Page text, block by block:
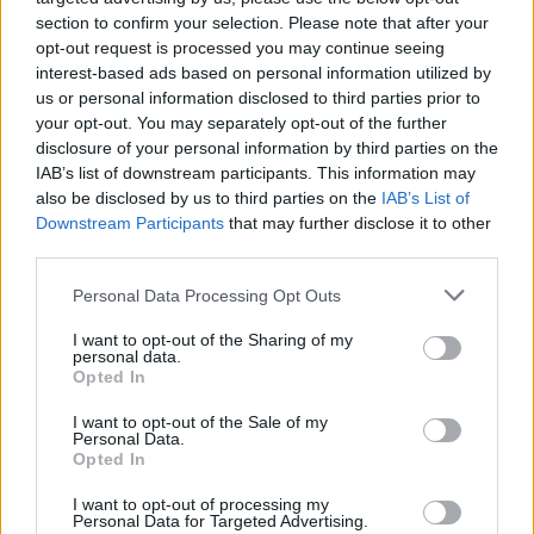
section to confirm your selection. Please note that after your
opt-out request is processed you may continue seeing
interest-based ads based on personal information utilized by
us or personal information disclosed to third parties prior to
your opt-out. You may separately opt-out of the further
disclosure of your personal information by third parties on the
IAB’s list of downstream participants. This information may
also be disclosed by us to third parties on the IAB’s List of
Downstream Participants that may further disclose it to other
Please note that this website/app uses one or more Google
not limited to your visit or usage behaviour. You may click to
grant or deny consent to Google and its third-party tags to
use your data for below specified purposes in below Google
consent section.
Personal Data Processing Opt Outs
I want to opt-out of the Sharing of my
personal data.
Opted In
I want to opt-out of the Sale of my
Personal Data.
Opted In
I want to opt-out of processing my
Personal Data for Targeted Advertising.
έναρξη ισχύος του νόμου, υπηρετούν ήδη με απόσπαση
επί πέντε (5) συνεχόμενα χρόνια στην Κεντρική
Υπηρεσία ή σε εποπτευόμενους φορείς του ΥΠΑΙΘΑ και
μάλιστα με μια απλή αίτηση μέσα σε αποκλειστική
προθεσμία 60 ημερών.
Δεν μιλάμε για μια γενική, ανοιχτή διαδικασία για όλους
τους εκπαιδευτικούς. Μιλάμε για μια ρύθμιση κομμένη
και ραμμένη για συγκεκριμένο και περιορισμένο αριθμό
προσώπων. Για όσους είχαν ήδη τοποθετηθεί σε αυτές
τις θέσεις στα χρόνια της θητείας αυτής της
Η ίδια κυβέρνηση που τα προηγούμενα χρόνια είχε
ουσιαστικά μπλοκάρει τις μετατάξεις εκπαιδευτικών
«παράθυρο» μόνιμης μετάταξης για τους εκλεκτούς της.
Για τους πολλούς, απαγορεύσεις και περιορισμοί. Για
φωτογραφική ρύθμιση, τότε τι είναι;